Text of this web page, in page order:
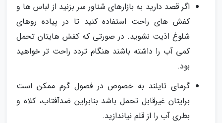
اگر قصد دارید به بازارهای شناور سر بزنید از لباس ها و
کفش های راحت استفاده کنید تا در پیاده روهای
شلوغ اذیت نشوید. در صورتی که کفش هایتان تحمل
کمی آب را داشته باشند هنگام تردد راحت تر خواهید
بود.
گرمای تایلند به خصوص در فصول گرم ممکن است
برایتان غیرقابل تحمل باشد بنابراین ضدآفتاب، کلاه و
بطری آب را از قلم نیاندازید.